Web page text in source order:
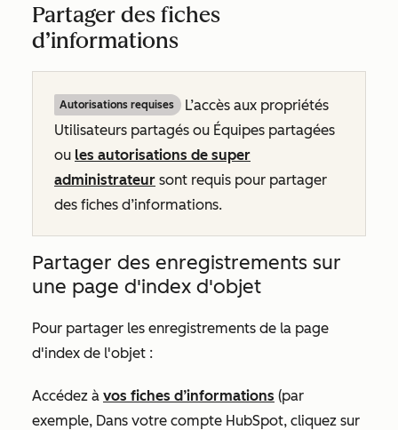
Partager des fiches
d’informations
Autorisations requises
L’accès aux propriétés
Utilisateurs partagés ou Équipes partagées
ou les autorisations de super
administrateur sont requis pour partager
des fiches d’informations.
Partager des enregistrements sur
une page d'index d'objet
Pour partager les enregistrements de la page
d'index de l'objet :
Accédez à vos fiches d’informations (par
exemple, Dans votre compte HubSpot, cliquez sur